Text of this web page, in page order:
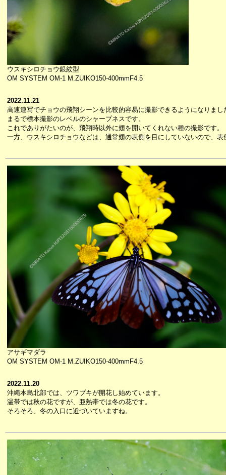
ウスキシロチョウ銀紋型
OM SYSTEM OM-1 M.ZUIKO150-400mmF4.5
2022.11.21
高速連写でチョウの飛翔シーンを比較的容易に撮影できるようになりまし
まるで標本撮影のレベルのシャープネスです。
これでありがたいのが、飛翔時以外に翅を開いてくれない種の撮影です。
一方、ウスキシロチョウなどは、通常翅の表側を目にしていないので、
アサギマダラ
OM SYSTEM OM-1 M.ZUIKO150-400mmF4.5
2022.11.20
沖縄本島北部では、ツワブキが開花し始めています。
温帯では秋の花ですが、亜熱帯では冬の花です。
そろそろ、冬の入口に近づいていますね。